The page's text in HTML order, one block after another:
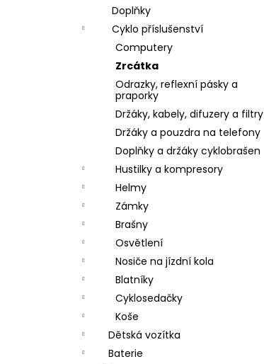
Doplňky
Cyklo příslušenství
Computery
Zrcátka
Odrazky, reflexní pásky a
praporky
Držáky, kabely, difuzery a filtry
Držáky a pouzdra na telefony
Doplňky a držáky cyklobrašen
Hustilky a kompresory
Helmy
Zámky
Brašny
Osvětlení
Nosiče na jízdní kola
Blatníky
Cyklosedačky
Koše
Dětská vozítka
Baterie